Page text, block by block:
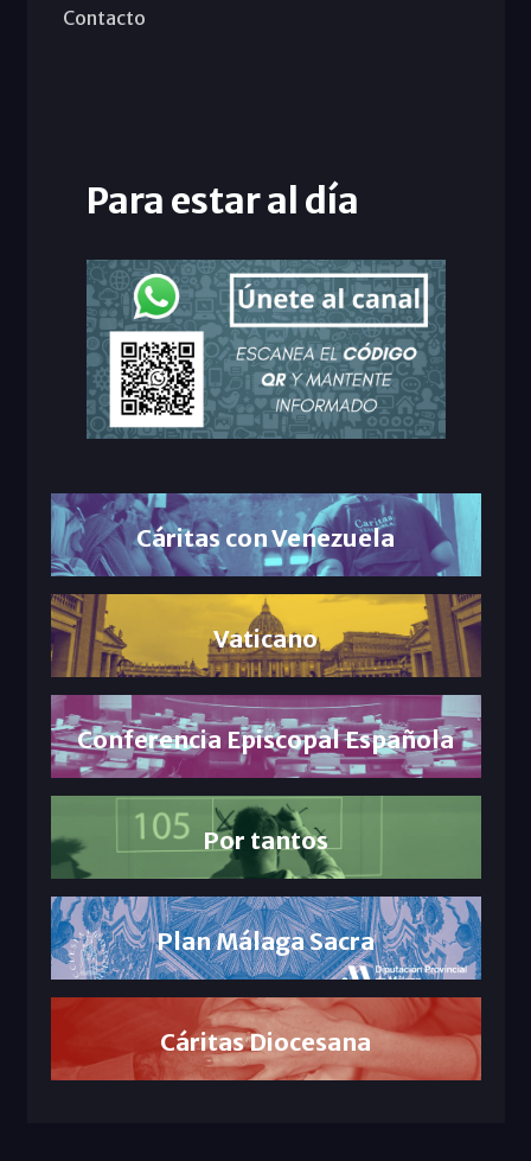
Contacto
Para estar al día
Cáritas con Venezuela
Vaticano
Conferencia Episcopal Española
Por tantos
Plan Málaga Sacra
Cáritas Diocesana